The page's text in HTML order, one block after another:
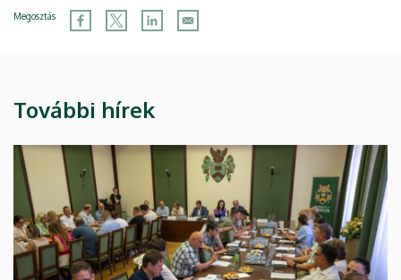
Megosztás
További hírek